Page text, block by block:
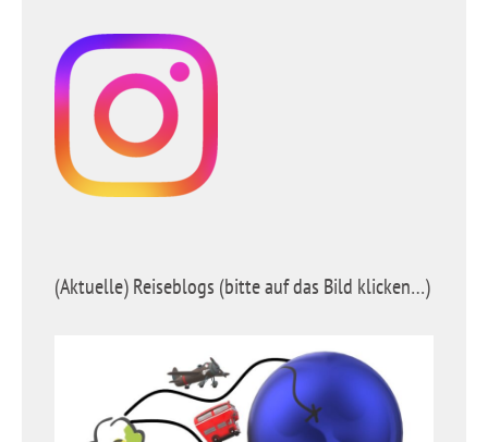
(Aktuelle) Reiseblogs (bitte auf das Bild klicken…)